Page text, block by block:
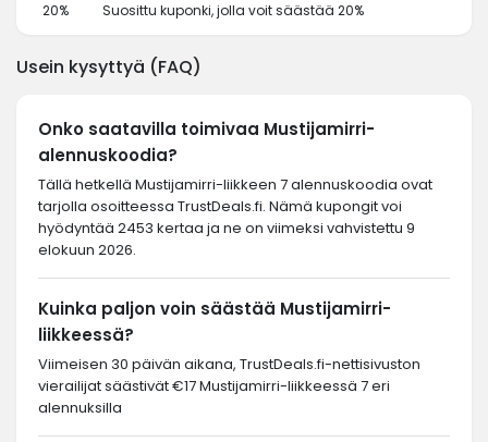
20% Suosittu kuponki, jolla voit säästää 20%
Usein kysyttyä (FAQ)
Onko saatavilla toimivaa Mustijamirri-
alennuskoodia?
Tällä hetkellä Mustijamirri-liikkeen 7 alennuskoodia ovat
tarjolla osoitteessa TrustDeals.fi. Nämä kupongit voi
hyödyntää 2453 kertaa ja ne on viimeksi vahvistettu 9
elokuun 2026.
Kuinka paljon voin säästää Mustijamirri-
liikkeessä?
Viimeisen 30 päivän aikana, TrustDeals.fi-nettisivuston
vierailijat säästivät €17 Mustijamirri-liikkeessä 7 eri
alennuksilla